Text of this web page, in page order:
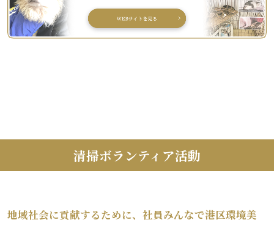
清掃ボランティア活動
地域社会に貢献するために、社員みんなで港区環境美